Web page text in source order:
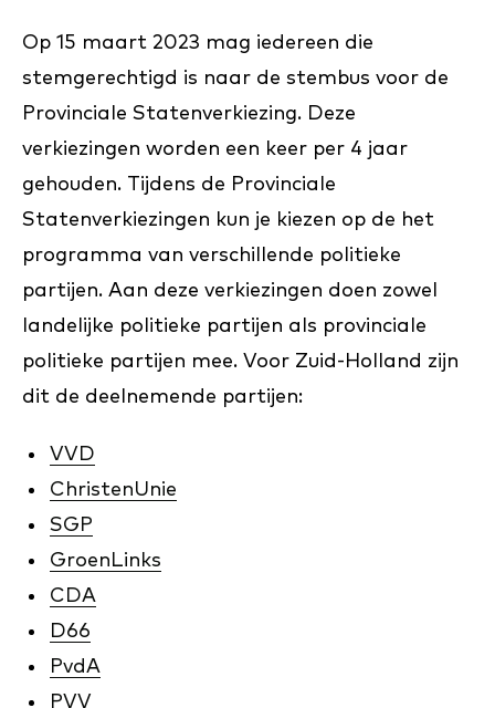
Op 15 maart 2023 mag iedereen die
stemgerechtigd is naar de stembus voor de
Provinciale Statenverkiezing. Deze
verkiezingen worden een keer per 4 jaar
gehouden. Tijdens de Provinciale
Statenverkiezingen kun je kiezen op de het
programma van verschillende politieke
partijen. Aan deze verkiezingen doen zowel
landelijke politieke partijen als provinciale
politieke partijen mee. Voor Zuid-Holland zijn
dit de deelnemende partijen:
VVD
ChristenUnie
SGP
GroenLinks
CDA
D66
PvdA
PVV